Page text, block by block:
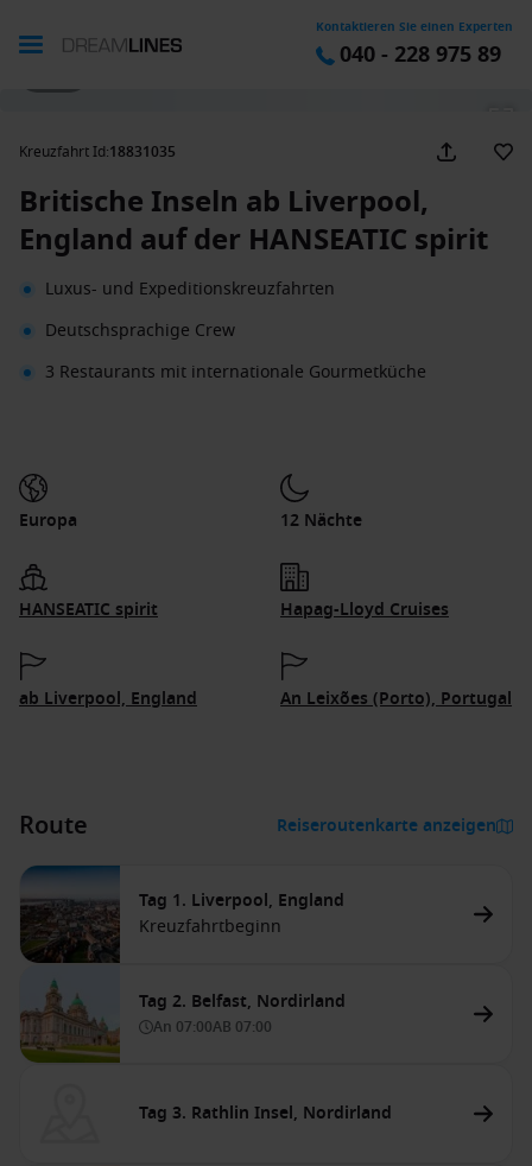
Kontaktieren Sie einen Experten
040 - 228 975 89
Kreuzfahrt Id:18831035
Britische Inseln ab Liverpool,
England auf der HANSEATIC spirit
Luxus- und Expeditionskreuzfahrten
Deutschsprachige Crew
3 Restaurants mit internationale Gourmetküche
Europa 12 Nächte
HANSEATIC spirit Hapag-Lloyd Cruises
ab Liverpool, England An Leixões (Porto), Portugal
Route Reiseroutenkarte anzeigen
Tag 1. Liverpool, England
Kreuzfahrtbeginn
Tag 2. Belfast, Nordirland
An 07:00AB 07:00
Tag 3. Rathlin Insel, Nordirland